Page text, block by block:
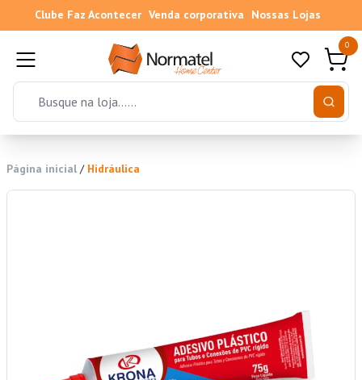
Clube Faz Acontecer Venda corporativa Nossas Lojas
0
Página inicial / Hidráulica